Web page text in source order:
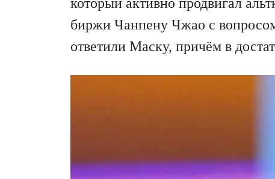
биржи Чанпену Чжао с
ответили Маску, причём в